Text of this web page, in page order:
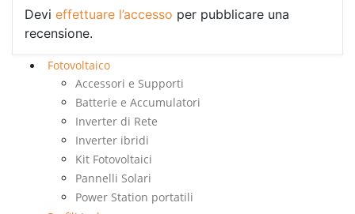
Devi effettuare l’accesso per pubblicare una
recensione.
Fotovoltaico
Accessori e Supporti
Batterie e Accumulatori
Inverter di Rete
Inverter ibridi
Kit Fotovoltaici
Pannelli Solari
Power Station portatili